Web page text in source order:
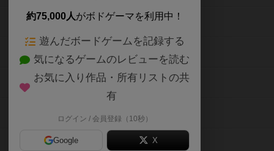
約75,000人がボドゲーマを利用中！
遊んだボードゲームを記録する
気になるゲームのレビューを読む
お気に入り作品・所有リストの共
有
ログイン / 会員登録（10秒）
Google X
ボードゲームの新着レビュー
ボードゲーム会情報
メカニクス特集
掲示板・トピックス
ボドとも・会員一覧